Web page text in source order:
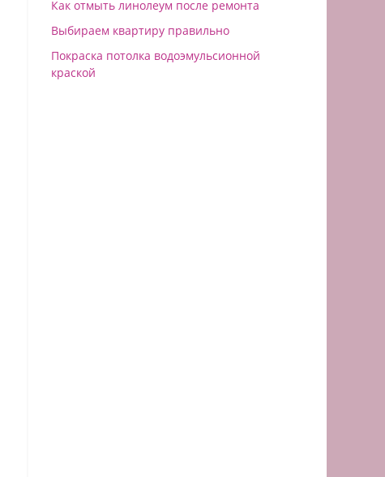
Как отмыть линолеум после ремонта
Выбираем квартиру правильно
Покраска потолка водоэмульсионной
краской